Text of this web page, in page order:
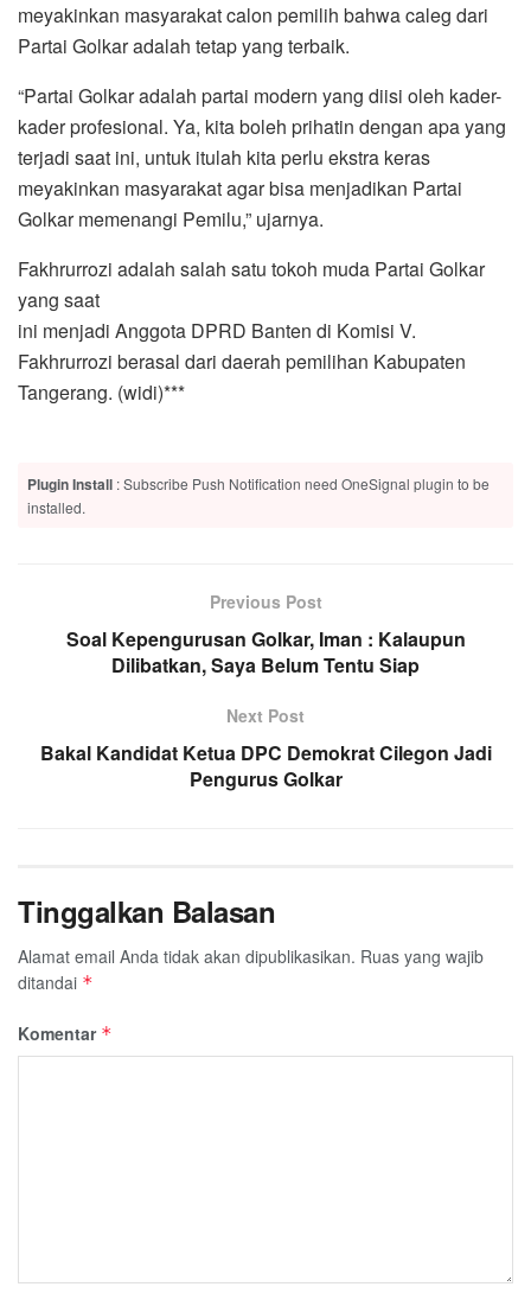
meyakinkan masyarakat calon pemilih bahwa caleg dari
Partai Golkar adalah tetap yang terbaik.
“Partai Golkar adalah partai modern yang diisi oleh kader-
kader profesional. Ya, kita boleh prihatin dengan apa yang
terjadi saat ini, untuk itulah kita perlu ekstra keras
meyakinkan masyarakat agar bisa menjadikan Partai
Golkar memenangi Pemilu,” ujarnya.
Fakhrurrozi adalah salah satu tokoh muda Partai Golkar
yang saat
ini menjadi Anggota DPRD Banten di Komisi V.
Fakhrurrozi berasal dari daerah pemilihan Kabupaten
Tangerang. (widi)***
Plugin Install : Subscribe Push Notification need OneSignal plugin to be
installed.
Previous Post
Soal Kepengurusan Golkar, Iman : Kalaupun
Dilibatkan, Saya Belum Tentu Siap
Next Post
Bakal Kandidat Ketua DPC Demokrat Cilegon Jadi
Pengurus Golkar
Tinggalkan Balasan
Alamat email Anda tidak akan dipublikasikan. Ruas yang wajib
ditandai *
Komentar *